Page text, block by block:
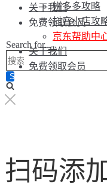
关于我们
免费领取会员
Search for...
拼多多攻略
抖音小店攻
京东帮助中
关于我们
免费领取会员
扫码添